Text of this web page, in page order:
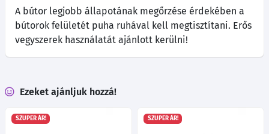
A bútor legjobb állapotának megőrzése érdekében a
bútorok felületét puha ruhával kell megtisztítani. Erős
vegyszerek használatát ajánlott kerülni!
Ezeket ajánljuk hozzá!
SZUPER ÁR! SZUPER ÁR!